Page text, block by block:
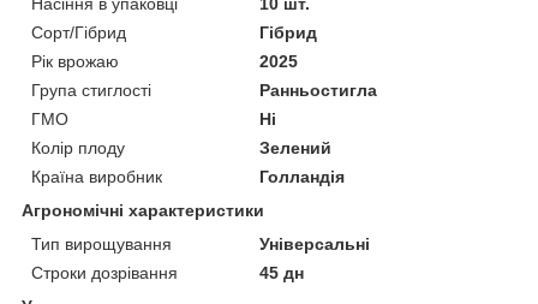
Сорт/Гібрид
Гібрид
Рік врожаю
2025
Група стиглості
Ранньостигла
ГМО
Ні
Колір плоду
Зелений
Країна виробник
Голландія
Агрономічні характеристики
Тип вирощування
Універсальні
Строки дозрівання
45 дн